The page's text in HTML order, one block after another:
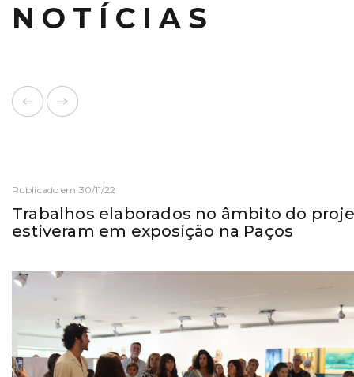
NOTÍCIAS
Publicado em 30/11/22
Trabalhos elaborados no âmbito do
estiveram em exposição na Paços